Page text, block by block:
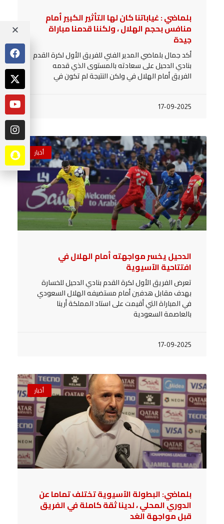
بلماضي : غياباتنا كان لها التأثير الكبير أمام
منافس بحجم الهلال ، ولكننا قدمنا مباراة
جيدة
أكد جمال بلماضي المدير الفني للفريق الأول لكرة القدم
بنادي الدحيل على سعادته بالمستوى الذي قدمه
الفريق أمام الهلال في ولكن النتيجة لم تكون في
17-09-2025
أخبار
الدحيل يخسر مواجهته أمام الهلال في
افتتاحية الآسيوية
تعرض الفريق الأول لكرة القدم بنادي الدحيل للخسارة
بهدف مقابل هدفين أمام مستضيفه الهلال السعودي
في المباراة التي أقيمت على استاد المملكة أرينا
بالعاصمة السعودية
17-09-2025
أخبار
بلماضي: البطولة الآسيوية تختلف تماما عن
الدوري المحلي ، لدينا ثقة كاملة في الفريق
قبل مواجهة الغد